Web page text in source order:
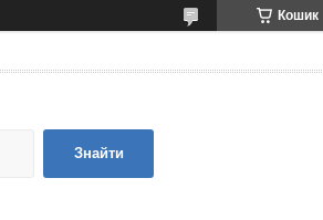
Кошик
Знайти